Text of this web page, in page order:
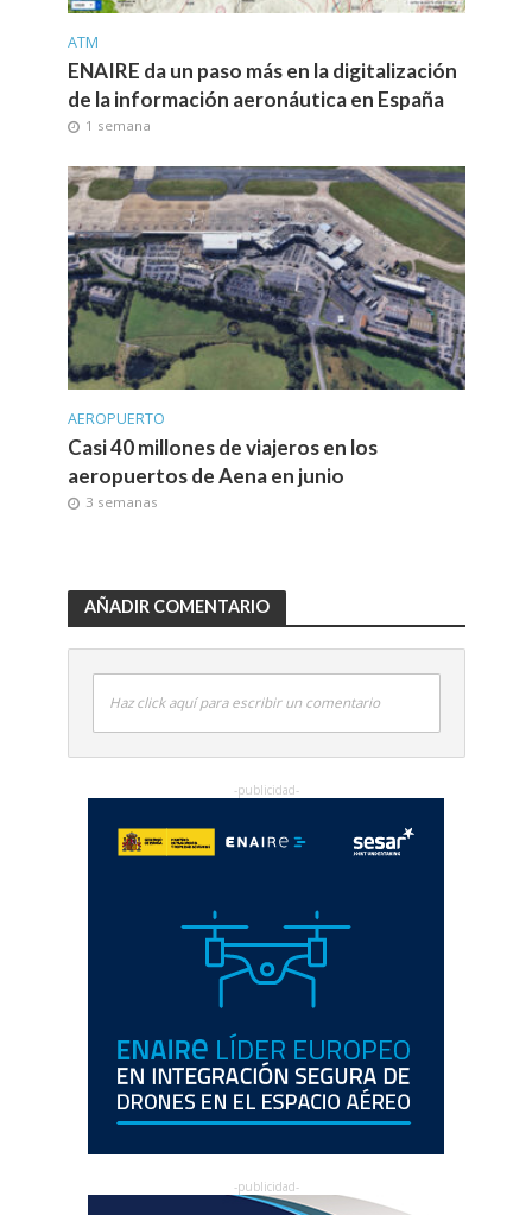
ATM
ENAIRE da un paso más en la digitalización
de la información aeronáutica en España
1 semana
AEROPUERTO
Casi 40 millones de viajeros en los
aeropuertos de Aena en junio
3 semanas
AÑADIR COMENTARIO
Haz click aquí para escribir un comentario